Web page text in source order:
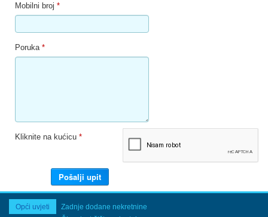
Mobilni broj *
Poruka *
Kliknite na kućicu *
Opći uvjeti
Zadnje dodane nekretnine